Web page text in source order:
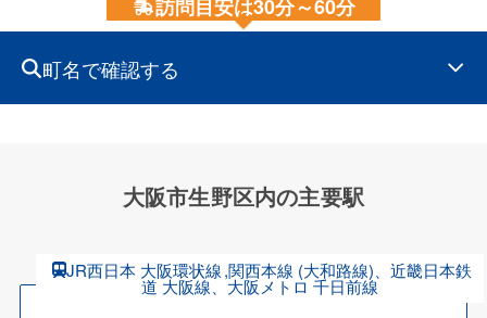
訪問目安は30分～60分
町名で確認する
大阪市生野区内の主要駅
JR西日本 大阪環状線,関西本線 (大和路線)、近畿日本鉄
道 大阪線、大阪メトロ 千日前線